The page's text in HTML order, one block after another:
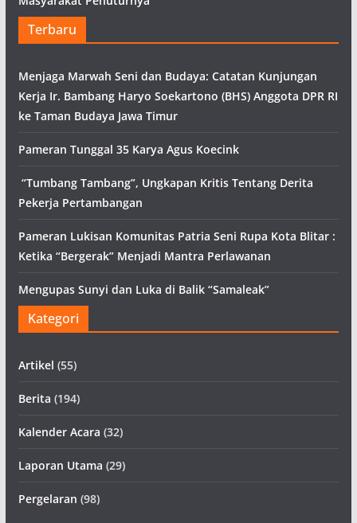
Terbaru
Menjaga Marwah Seni dan Budaya: Catatan Kunjungan
Kerja Ir. Bambang Haryo Soekartono (BHS) Anggota DPR RI
ke Taman Budaya Jawa Timur
Pameran Tunggal 35 Karya Agus Koecink
“Tumbang Tambang”, Ungkapan Kritis Tentang Derita
Pekerja Pertambangan
Pameran Lukisan Komunitas Patria Seni Rupa Kota Blitar :
Ketika “Bergerak” Menjadi Mantra Perlawanan
Mengupas Sunyi dan Luka di Balik “Samaleak”
Kategori
Artikel (55)
Berita (194)
Kalender Acara (32)
Laporan Utama (29)
Pergelaran (98)